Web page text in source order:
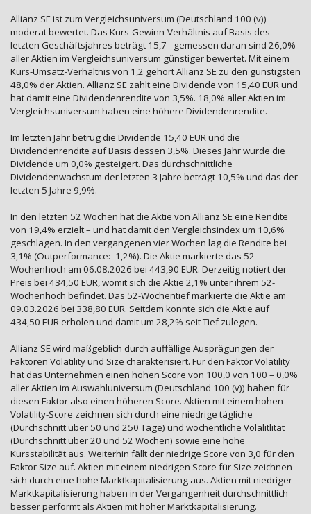
Allianz SE ist zum Vergleichsuniversum (Deutschland 100 (v))
moderat bewertet. Das Kurs-Gewinn-Verhältnis auf Basis des
letzten Geschäftsjahres beträgt 15,7 - gemessen daran sind 26,0%
aller Aktien im Vergleichsuniversum günstiger bewertet. Mit einem
Kurs-Umsatz-Verhältnis von 1,2 gehört Allianz SE zu den günstigsten
48,0% der Aktien. Allianz SE zahlt eine Dividende von 15,40 EUR und
hat damit eine Dividendenrendite von 3,5%. 18,0% aller Aktien im
Vergleichsuniversum haben eine höhere Dividendenrendite.
Im letzten Jahr betrug die Dividende 15,40 EUR und die
Dividendenrendite auf Basis dessen 3,5%. Dieses Jahr wurde die
Dividende um 0,0% gesteigert. Das durchschnittliche
Dividendenwachstum der letzten 3 Jahre beträgt 10,5% und das der
letzten 5 Jahre 9,9%.
In den letzten 52 Wochen hat die Aktie von Allianz SE eine Rendite
von 19,4% erzielt – und hat damit den Vergleichsindex um 10,6%
geschlagen. In den vergangenen vier Wochen lag die Rendite bei
3,1% (Outperformance: -1,2%). Die Aktie markierte das 52-
Wochenhoch am 06.08.2026 bei 443,90 EUR. Derzeitig notiert der
Preis bei 434,50 EUR, womit sich die Aktie 2,1% unter ihrem 52-
Wochenhoch befindet. Das 52-Wochentief markierte die Aktie am
09.03.2026 bei 338,80 EUR. Seitdem konnte sich die Aktie auf
434,50 EUR erholen und damit um 28,2% seit Tief zulegen.
Allianz SE wird maßgeblich durch auffällige Ausprägungen der
Faktoren Volatility und Size charakterisiert. Für den Faktor Volatility
hat das Unternehmen einen hohen Score von 100,0 von 100 – 0,0%
aller Aktien im Auswahluniversum (Deutschland 100 (v)) haben für
diesen Faktor also einen höheren Score. Aktien mit einem hohen
Volatility-Score zeichnen sich durch eine niedrige tägliche
(Durchschnitt über 50 und 250 Tage) und wöchentliche Volalitlität
(Durchschnitt über 20 und 52 Wochen) sowie eine hohe
Kursstabilität aus. Weiterhin fällt der niedrige Score von 3,0 für den
Faktor Size auf. Aktien mit einem niedrigen Score für Size zeichnen
sich durch eine hohe Marktkapitalisierung aus. Aktien mit niedriger
Marktkapitalisierung haben in der Vergangenheit durchschnittlich
besser performt als Aktien mit hoher Marktkapitalisierung.